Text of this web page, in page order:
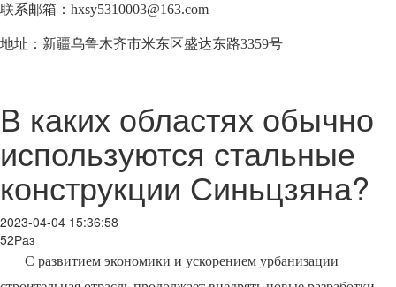
联系邮箱：hxsy5310003@163.com
地址：新疆乌鲁木齐市米东区盛达东路3359号
В каких областях обычно
используются стальные
конструкции Синьцзяна?
2023-04-04 15:36:58
52Раз
С развитием экономики и ускорением урбанизации